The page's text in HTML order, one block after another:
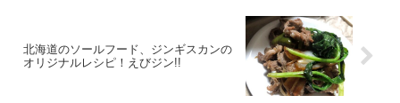
北海道のソールフード、ジンギスカンの
オリジナルレシピ！えびジン!!